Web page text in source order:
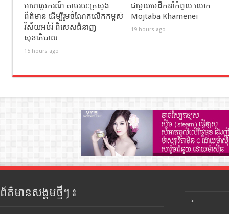
អាហារូបករណ៍ តាមរយៈក្រសួង
ព័ត៌មាន ដើម្បីរួមចំណែកលើកកម្ពស់
វិស័យអប់រំ ពិសេសជំនាញ
សុខាភិបាល
15 hours ago
ជាមួយមេដឹកនាំកំពូល លោក
Mojtaba Khamenei
19 hours ago
ព័ត៌មានសង្គមថ្មីៗ ៖
>